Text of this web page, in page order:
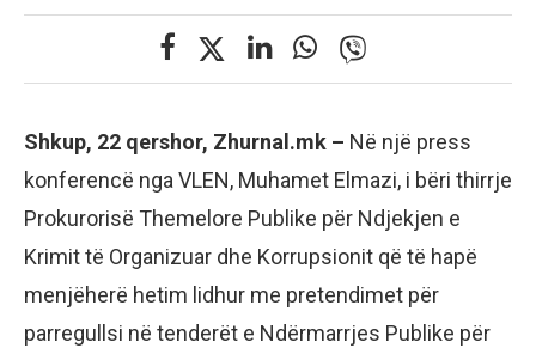
Shkup, 22 qershor, Zhurnal.mk – Në një press
konferencë nga VLEN, Muhamet Elmazi, i bëri thirrje
Prokurorisë Themelore Publike për Ndjekjen e
Krimit të Organizuar dhe Korrupsionit që të hapë
menjëherë hetim lidhur me pretendimet për
parregullsi në tenderët e Ndërmarrjes Publike për